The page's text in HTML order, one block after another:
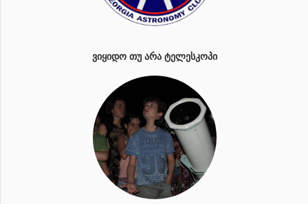
ᲕᲘᲧᲘᲓᲝ ᲗᲣ ᲐᲠᲐ ᲢᲔᲚᲔᲡᲙᲝᲞᲘ